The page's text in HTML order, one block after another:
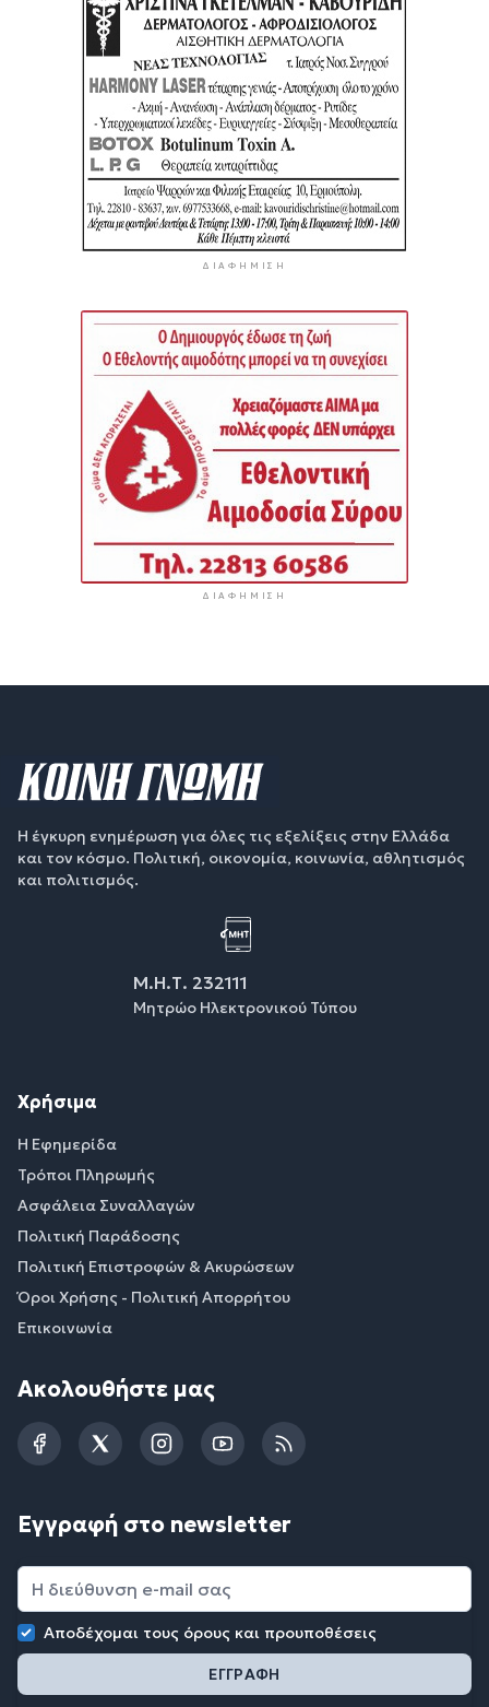
ΔΙΑΦΉΜΙΣΗ
ΔΙΑΦΉΜΙΣΗ
Η έγκυρη ενημέρωση για όλες τις εξελίξεις στην Ελλάδα
και τον κόσμο. Πολιτική, οικονομία, κοινωνία, αθλητισμός
και πολιτισμός.
Μ.Η.Τ. 232111
Μητρώο Ηλεκτρονικού Τύπου
Χρήσιμα
Η Εφημερίδα
Τρόποι Πληρωμής
Ασφάλεια Συναλλαγών
Πολιτική Παράδοσης
Πολιτική Επιστροφών & Ακυρώσεων
Όροι Χρήσης - Πολιτική Απορρήτου
Επικοινωνία
Ακολουθήστε μας
FacebookTwitterInstagramYouTubeRSS
Εγγραφή στο newsletter
Αποδέχομαι τους όρους και προυποθέσεις